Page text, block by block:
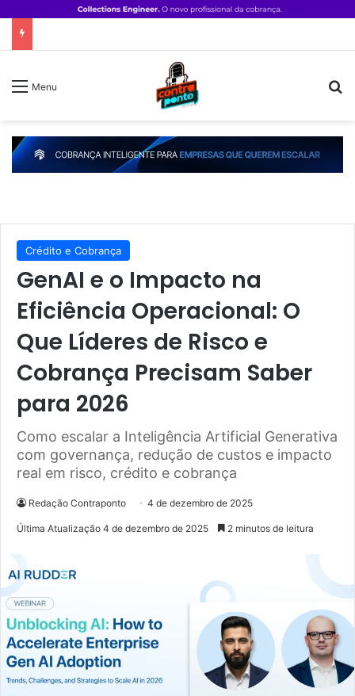
Menu
Crédito e Cobrança
GenAI e o Impacto na
Eficiência Operacional: O
Que Líderes de Risco e
Cobrança Precisam Saber
para 2026
Como escalar a Inteligência Artificial Generativa
com governança, redução de custos e impacto
real em risco, crédito e cobrança
Redação Contraponto 4 de dezembro de 2025
Última Atualização 4 de dezembro de 2025 2 minutos de leitura